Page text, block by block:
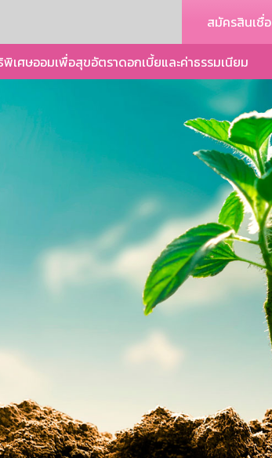
สมัครสินเชื่อ
พิเศษออมเพื่อสุขอัตราดอกเบี้ยและค่าธรรมเนียม